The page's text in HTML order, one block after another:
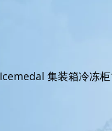
Icemedal 集装箱冷冻